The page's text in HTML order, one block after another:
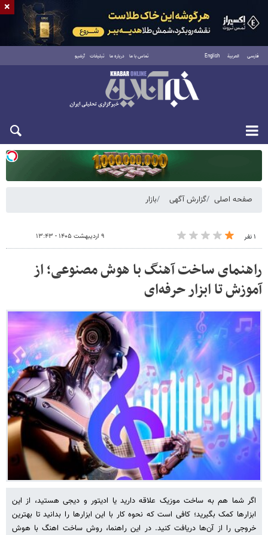
فارسی العربية English تماس با ما درباره ما تبلیغات آرشیو
دوشنبه ۱۹ مرداد ۱۴۰۵
صفحه اصلی گزارش آگهی بازار
۱ نفر ۹ اردیبهشت ۱۴۰۵ - ۱۳:۴۳
راهنمای ساخت آهنگ با هوش مصنوعی؛ از
آموزش تا ابزار حرفه‌ای
اگر شما هم به ساخت موزیک علاقه دارید یا ادیتور و دیجی هستید، از این
ابزارها کمک بگیرید؛ کافی است که نحوه کار با این ابزارها را بدانید تا بهترین
خروجی را از آن‌ها دریافت کنید. در این راهنما، روش ساخت اهنگ با هوش
×